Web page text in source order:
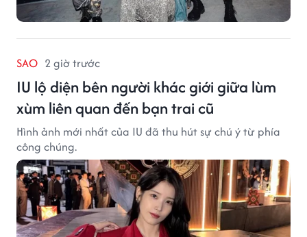
SAO 2 giờ trước
IU lộ diện bên người khác giới giữa lùm
xùm liên quan đến bạn trai cũ
Hình ảnh mới nhất của IU đã thu hút sự chú ý từ phía
công chúng.